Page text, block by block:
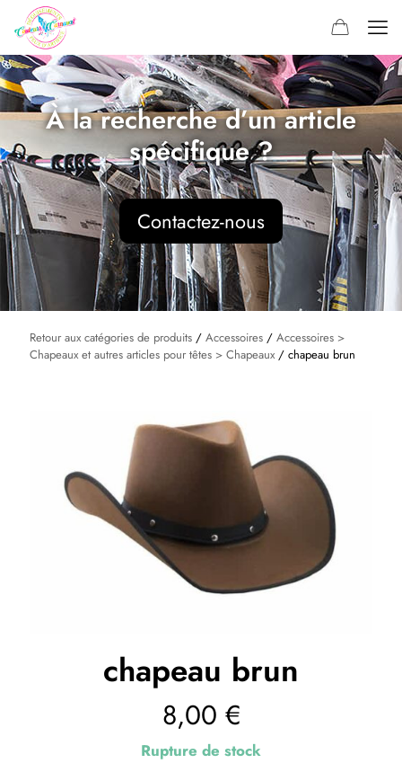
À la recherche d’un article
spécifique ?
Contactez-nous
Retour aux catégories de produits / Accessoires / Accessoires >
Chapeaux et autres articles pour têtes > Chapeaux / chapeau brun
chapeau brun
8,00 €
Rupture de stock